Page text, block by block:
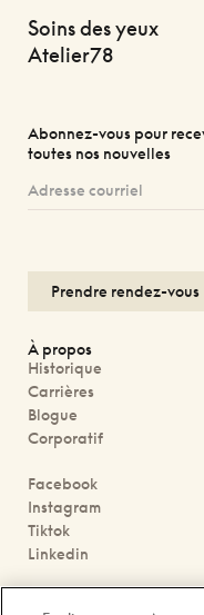
Soins des yeux
Atelier78
Abonnez-vous pour
toutes nos nouvelles
Prendre rendez-vous
À propos
Historique
Carrières
Blogue
Corporatif
Facebook
Instagram
Tiktok
Linkedin